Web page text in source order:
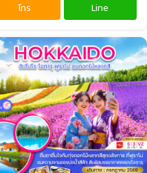
โทร Line